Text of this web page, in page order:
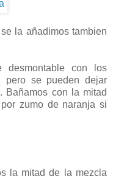
la añadimos tambien
desmontable con los
se pueden dejar
Bañamos con la mitad
zumo de naranja si
la mitad de la mezcla